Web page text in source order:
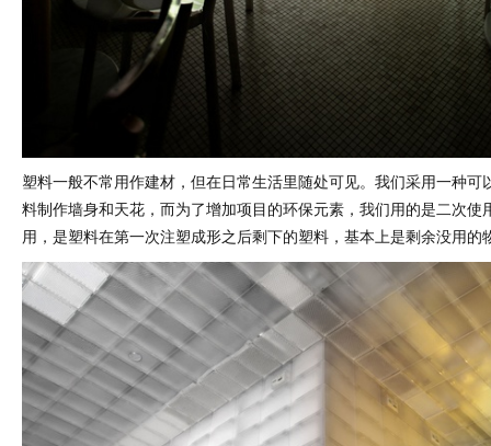
塑料一般不常用作建材，但在日常生活里随处可见。我们采用一种可
料制作墙身和天花，而为了增加项目的环保元素，我们用的是二次使
用，是塑料在第一次注塑成形之后剩下的塑料，基本上是剩余没用的